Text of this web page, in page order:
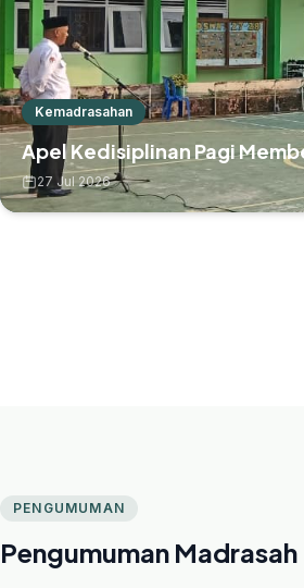
Kemadrasahan
Apel Kedisiplinan Pagi
27 Jul 2026
PENGUMUMAN
Pengumuman Madrasah